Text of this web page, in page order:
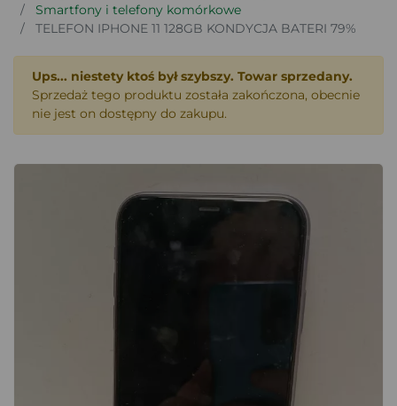
Smartfony i telefony komórkowe
TELEFON IPHONE 11 128GB KONDYCJA BATERI 79%
Ups... niestety ktoś był szybszy. Towar sprzedany.
Sprzedaż tego produktu została zakończona, obecnie
nie jest on dostępny do zakupu.